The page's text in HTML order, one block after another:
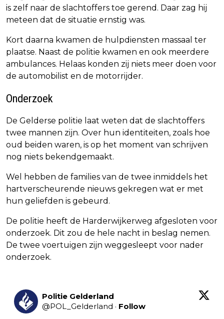
is zelf naar de slachtoffers toe gerend. Daar zag hij
meteen dat de situatie ernstig was.
Kort daarna kwamen de hulpdiensten massaal ter
plaatse. Naast de politie kwamen en ook meerdere
ambulances. Helaas konden zij niets meer doen voor
de automobilist en de motorrijder.
Onderzoek
De Gelderse politie laat weten dat de slachtoffers
twee mannen zijn. Over hun identiteiten, zoals hoe
oud beiden waren, is op het moment van schrijven
nog niets bekendgemaakt.
Wel hebben de families van de twee inmiddels het
hartverscheurende nieuws gekregen wat er met
hun geliefden is gebeurd.
De politie heeft de Harderwijkerweg afgesloten voor
onderzoek. Dit zou de hele nacht in beslag nemen.
De twee voertuigen zijn weggesleept voor nader
onderzoek.
Politie Gelderland
@POL_Gelderland · Follow